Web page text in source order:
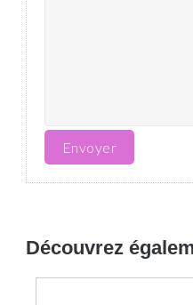
Découvrez